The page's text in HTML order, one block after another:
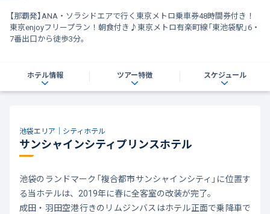
【那覇発】ANA・ソラシドエアで行く東京メトロ乗車券48時間券付き！
東京enjoyフリープラン！朝食付き♪東京メトロ有楽町線「東池袋駅」6・
7番出口から徒歩3分。
ホテル情報 ツアー特徴 スケジュール
池袋エリア｜シティホテル
サンシャインシティプリンスホテル
池袋のランドマーク「複合都市サンシャインシティ」に位置す
る当ホテルは、2019年に春に全客室の改装が完了。
成田・羽田空港行きのリムジンバスはホテル正面で乗降車で